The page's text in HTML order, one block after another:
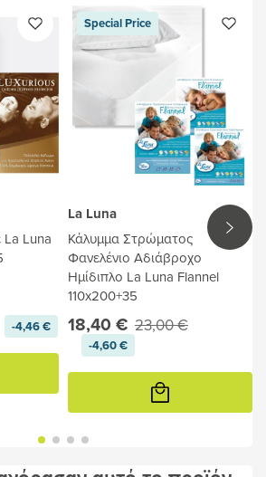
Luna
-4,46 €
Special Price
La Luna
Κάλυμμα Στρώματος
Φανελένιο Αδιάβροχο
Ημίδιπλο La Luna Flannel
110x200+35
18,40 € 23,00 €
-4,60 €
Προσθήκη
καλάθι